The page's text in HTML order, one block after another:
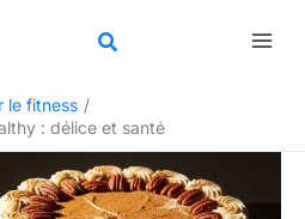
le fitness
: délice et santé